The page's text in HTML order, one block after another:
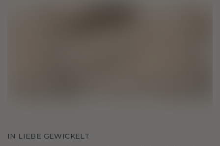
IN LIEBE GEWICKELT